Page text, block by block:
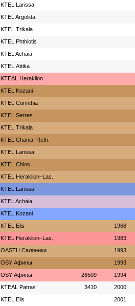
KTEL Larissa
KTEL Argolida
ΚΤΕL Τrikala
ΚΤΕL Phthiotis
KTEL Achaia
KΤΕL Αttika
KTEAL Heraklion
ΚΤΕL Kozani
KTEL Corinthia
KTEL Serres
ΚΤΕL Τrikala
KTEL Chania–Reth.
KTEL Larissa
KTEL Chios
KTEL Heraklion–Las.
KTEL Larissa
KTEL Achaia
ΚΤΕL Kozani
KTEL Elis 1968
KTEL Heraklion–Las. 1983
OASTH Салоники 1993
OSY Афины 1993
OSY Афины 26509 1994
KTEAL Patras 3410 2000
KTEL Elis 2001